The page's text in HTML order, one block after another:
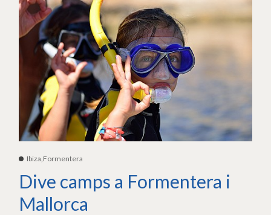
Ibiza,Formentera
Dive camps a Formentera i
Mallorca